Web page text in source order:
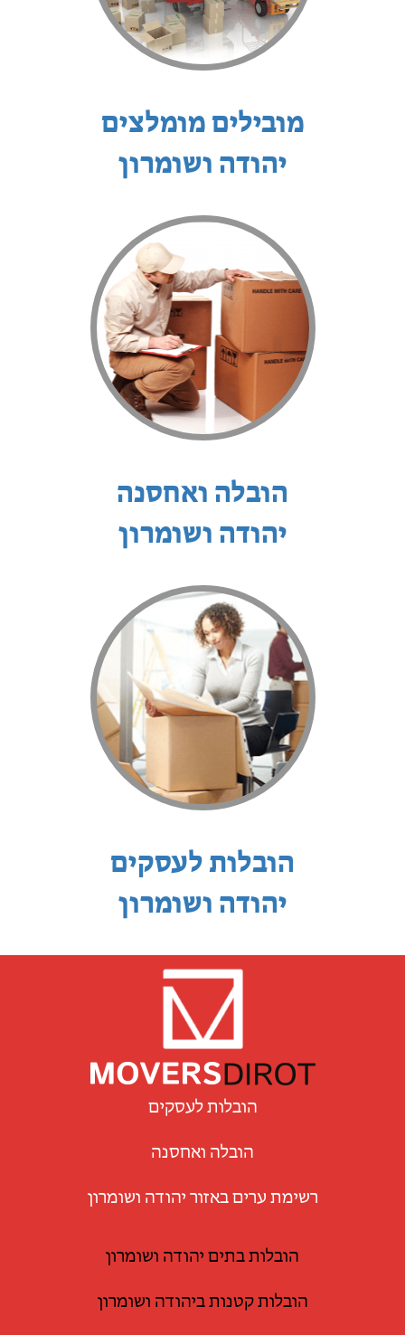
מובילים מומלצים
יהודה ושומרון
הובלה ואחסנה
יהודה ושומרון
הובלות לעסקים
יהודה ושומרון
הובלות לעסקים
הובלה ואחסנה
רשימת ערים באזור יהודה ושומרון
הובלות בתים יהודה ושומרון
הובלות קטנות ביהודה ושומרון